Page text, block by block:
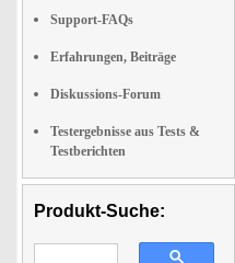
Support-FAQs
Erfahrungen, Beiträge
Diskussions-Forum
Testergebnisse aus Tests &
Testberichten
Produkt-Suche: